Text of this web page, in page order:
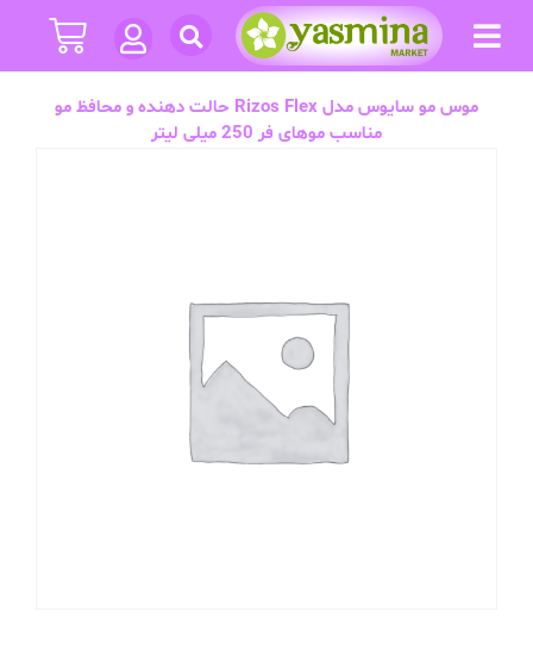
موس مو سایوس مدل Rizos Flex حالت دهنده و محافظ مو
مناسب موهای فر 250 میلی لیتر